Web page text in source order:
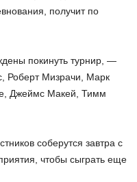
получит по
покинуть турнир, —
Роберт Мизрачи, Марк
Джеймс Макей, Тимм
соберутся завтра с
чтобы сыграть еще